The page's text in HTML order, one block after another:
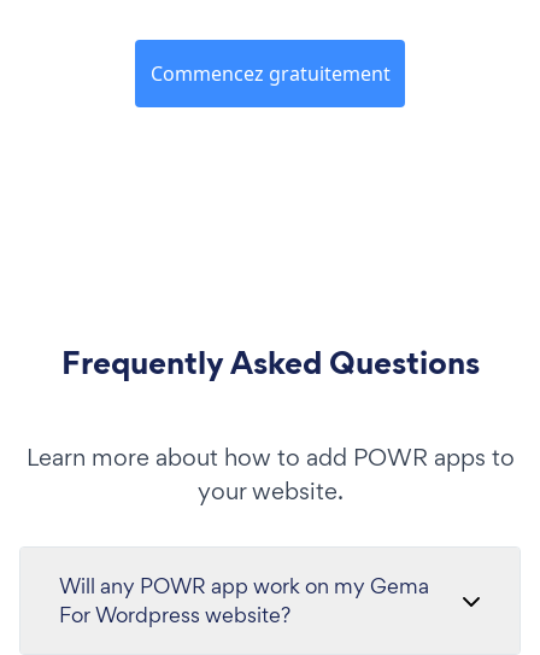
Commencez gratuitement
Frequently Asked Questions
Learn more about how to add POWR apps to
your website.
Will any POWR app work on my Gema
For Wordpress website?